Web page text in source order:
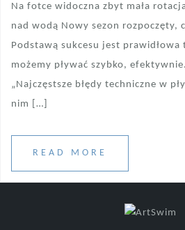
Na fotce widoczna zbyt mała
nad wodą Nowy sezon rozpoczęty,
Podstawą sukcesu jest prawidłowa
możemy pływać szybko,
„Najczęstsze błędy techniczne w
nim […]
READ MORE